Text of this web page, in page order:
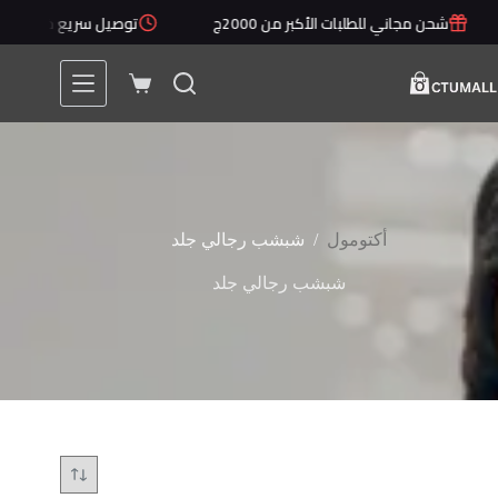
التجاوزشحن مجاني للطلبات الأكبر من 2000ج توصيل سريع خلال 1 - 5 أيام
عربة
أكتومول / شبشب رجالي جلد
شبشب رجالي جلد